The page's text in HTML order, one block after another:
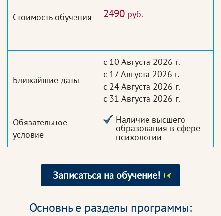
Стоимость обучения 2490 руб.
Ближайшие даты
с 10 Августа 2026 г.
с 17 Августа 2026 г.
с 24 Августа 2026 г.
с 31 Августа 2026 г.
Обязательное
условие
Наличие высшего
образования в сфере
психологии
Записаться на обучение!
Основные разделы программы: